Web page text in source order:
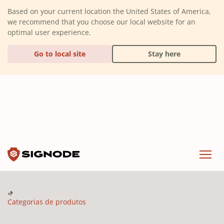
Based on your current location the United States of America,
we recommend that you choose our local website for an
optimal user experience.
Go to local site Stay here
Categorias de produtos